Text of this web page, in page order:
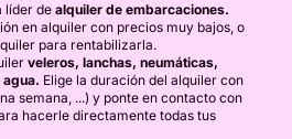
líder de alquiler de embarcaciones.
en alquiler con precios muy bajos, o
para rentabilizarla.
veleros, lanchas, neumáticas,
Elige la duración del alquiler con
semana, ...) y ponte en contacto con
hacerle directamente todas tus